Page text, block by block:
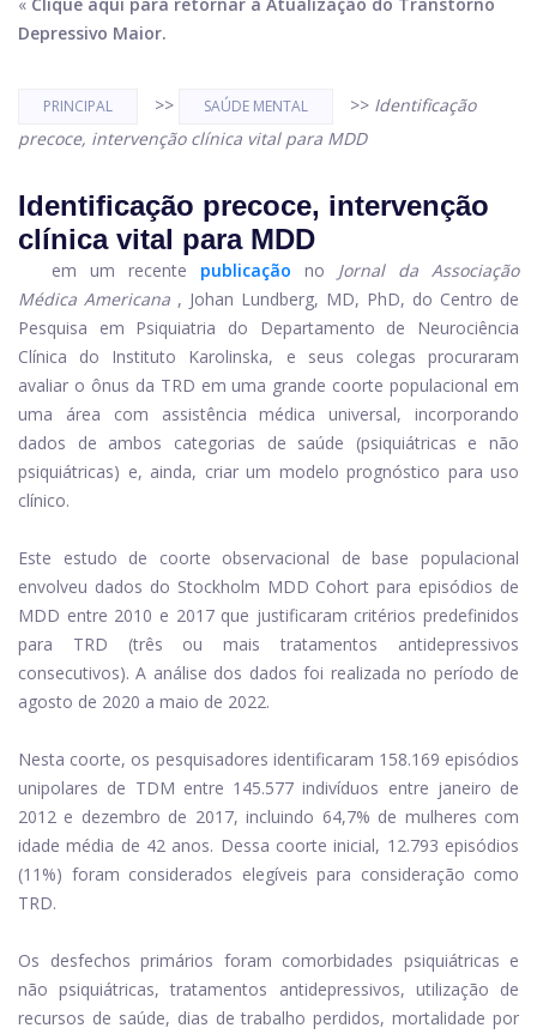
Depressivo Maior.
PRINCIPAL >> SAÚDE MENTAL >> Identificação
precoce, intervenção clínica vital para MDD
Identificação precoce, intervenção
clínica vital para MDD
em um recente publicação no Jornal da Associação
Médica Americana , Johan Lundberg, MD, PhD, do Centro de
Pesquisa em Psiquiatria do Departamento de Neurociência
Clínica do Instituto Karolinska, e seus colegas procuraram
avaliar o ônus da TRD em uma grande coorte populacional em
uma área com assistência médica universal, incorporando
dados de ambos categorias de saúde (psiquiátricas e não
psiquiátricas) e, ainda, criar um modelo prognóstico para uso
clínico.
Este estudo de coorte observacional de base populacional
envolveu dados do Stockholm MDD Cohort para episódios de
MDD entre 2010 e 2017 que justificaram critérios predefinidos
para TRD (três ou mais tratamentos antidepressivos
consecutivos). A análise dos dados foi realizada no período de
agosto de 2020 a maio de 2022.
Nesta coorte, os pesquisadores identificaram 158.169 episódios
unipolares de TDM entre 145.577 indivíduos entre janeiro de
2012 e dezembro de 2017, incluindo 64,7% de mulheres com
idade média de 42 anos. Dessa coorte inicial, 12.793 episódios
(11%) foram considerados elegíveis para consideração como
TRD.
Os desfechos primários foram comorbidades psiquiátricas e
não psiquiátricas, tratamentos antidepressivos, utilização de
recursos de saúde, dias de trabalho perdidos, mortalidade por